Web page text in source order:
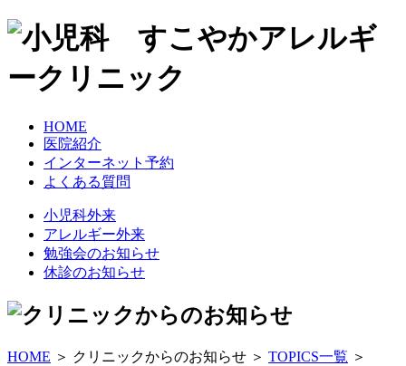
HOME
医院紹介
インターネット予約
よくある質問
小児科外来
アレルギー外来
勉強会のお知らせ
休診のお知らせ
HOME ＞ クリニックからのお知らせ ＞ TOPICS一覧 ＞